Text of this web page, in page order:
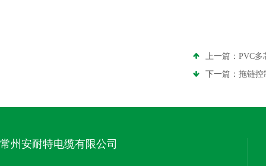
上一篇： PVC多
下一篇： 拖链控
常州安耐特电缆有限公司